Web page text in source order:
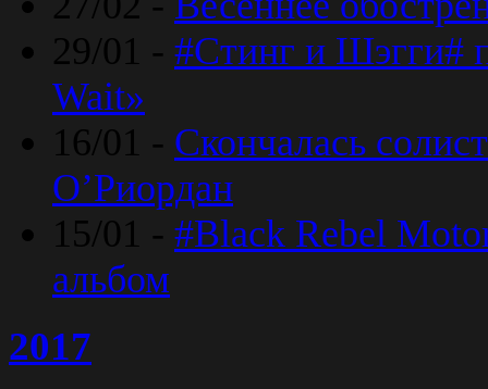
29/01 - #Стинг и Шэгги#
Wait»
16/01 - Скончалась
O’Риордан
15/01 - #Black Rebel
альбом
2017